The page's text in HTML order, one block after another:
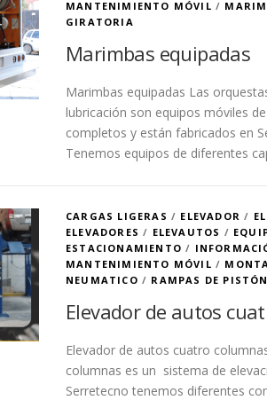
MANTENIMIENTO MÓVIL /
GIRATORIA
Marimbas equipadas
Marimbas equipadas Las
lubricación son equipos móviles
completos y están fabricados en
Tenemos equipos de diferentes
CARGAS LIGERAS / ELEVADOR /
ELEVADORES / ELEVAUTOS /
ESTACIONAMIENTO /
MANTENIMIENTO MÓVIL /
NEUMATICO / RAMPAS DE PISTÓN
Elevador de autos
Elevador de autos cuatro
columnas es un sistema de
Serretecno tenemos diferentes